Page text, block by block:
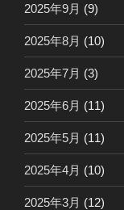
2025年9月 (9)
2025年8月 (10)
2025年7月 (3)
2025年6月 (11)
2025年5月 (11)
2025年4月 (10)
2025年3月 (12)